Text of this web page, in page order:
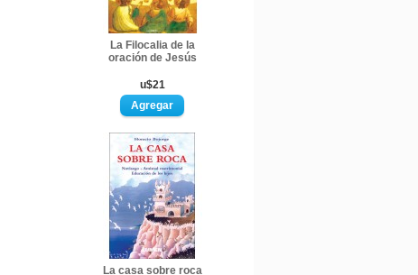
La Filocalia de la
oración de Jesús
u$21
La casa sobre roca